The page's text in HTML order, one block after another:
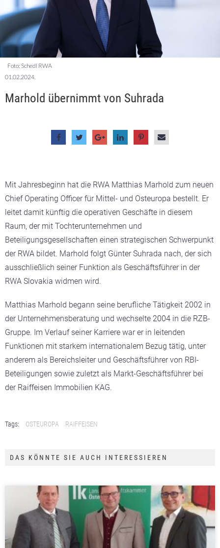
Foto: Schedl RWA
01.02.2024.
Marhold übernimmt von Suhrada
Mit Jahresbeginn hat die RWA Matthias Marhold zum neuen
Chief Operating Officer für Mittel- und Osteuropa bestellt. Er
leitet damit künftig die operativen Geschäfte in diesem
Raum, der mit Tochterunternehmen und
Beteiligungsgesellschaften einen strategischen Schwerpunkt
der RWA bildet. Marhold folgt Günter Suhrada nach, der sich
ausschließlich seiner Funktion als Geschäftsführer in der
RWA Slovakia widmen wird.
Matthias Marhold begann seine berufliche Tätigkeit 2002 in
der Unternehmensberatung und wechselte 2004 in die RZB-
Gruppe. Im Verlauf seiner Karriere war er in leitenden
Funktionen mit starkem internationalem Bezug tätig, unter
anderem als Bereichsleiter und Geschäftsführer von RBI-
Beteiligungen sowie zuletzt als Markt-Geschäftsführer bei
der Raiffeisen Immobilien KAG.
Tags: OSTEUROPA RAIFFEISEN
DAS KÖNNTE SIE AUCH INTERESSIEREN